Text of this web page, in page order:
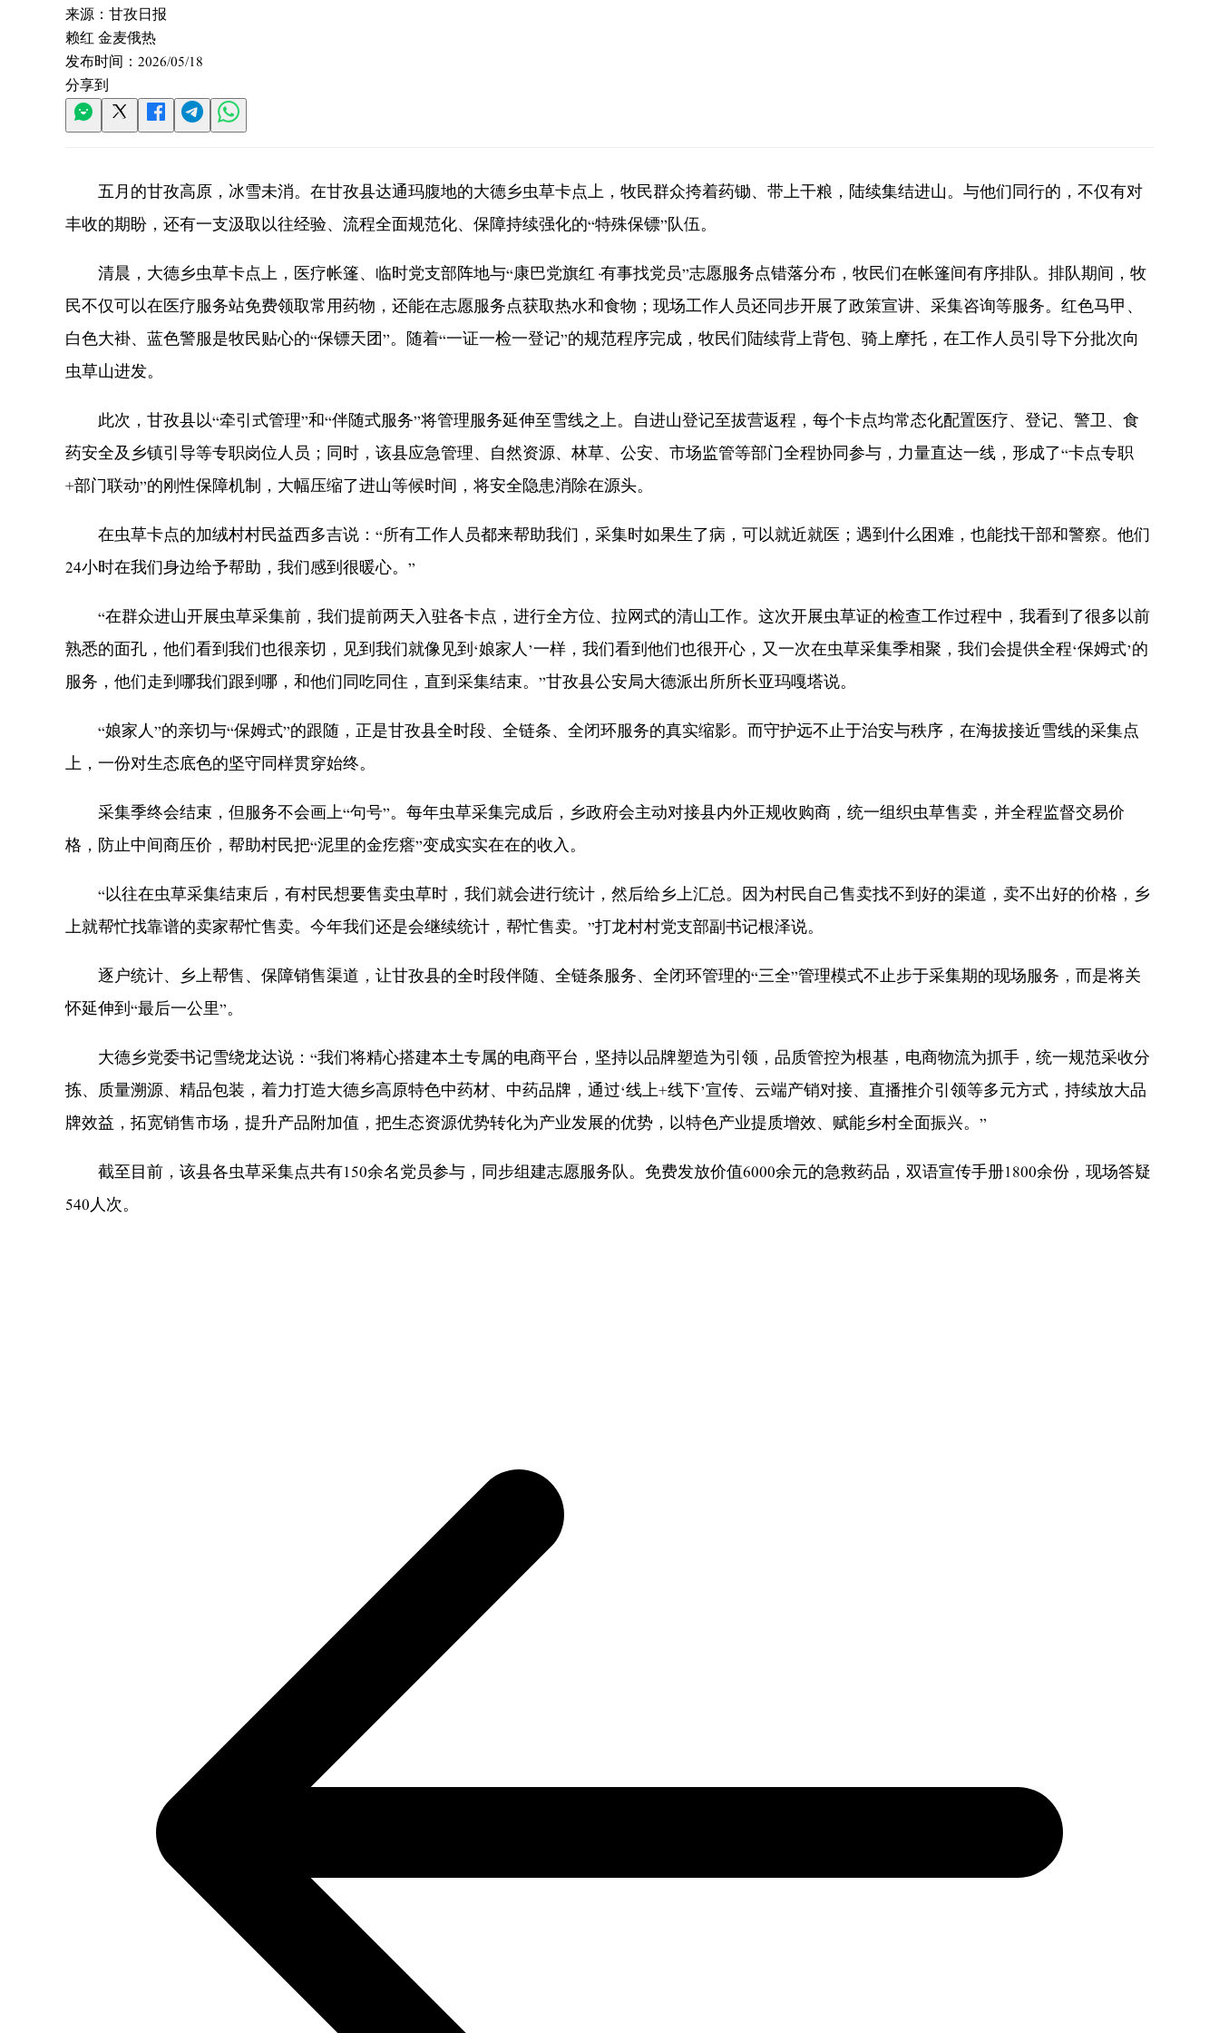
来源： 甘孜日报
赖红 金麦俄热
发布时间： 2026/05/18
分享到
五月的甘孜高原，冰雪未消。在甘孜县达通玛腹地的大德乡虫草卡点上，牧民群众挎着药锄、带上干粮，陆续集结进山。与他们同行的，不仅有对
丰收的期盼，还有一支汲取以往经验、流程全面规范化、保障持续强化的“特殊保镖”队伍。
清晨，大德乡虫草卡点上，医疗帐篷、临时党支部阵地与“康巴党旗红·有事找党员”志愿服务点错落分布，牧民们在帐篷间有序排队。排队期间，牧
民不仅可以在医疗服务站免费领取常用药物，还能在志愿服务点获取热水和食物；现场工作人员还同步开展了政策宣讲、采集咨询等服务。红色马甲、
白色大褂、蓝色警服是牧民贴心的“保镖天团”。随着“一证一检一登记”的规范程序完成，牧民们陆续背上背包、骑上摩托，在工作人员引导下分批次向
虫草山进发。
此次，甘孜县以“牵引式管理”和“伴随式服务”将管理服务延伸至雪线之上。自进山登记至拔营返程，每个卡点均常态化配置医疗、登记、警卫、食
药安全及乡镇引导等专职岗位人员；同时，该县应急管理、自然资源、林草、公安、市场监管等部门全程协同参与，力量直达一线，形成了“卡点专职
+部门联动”的刚性保障机制，大幅压缩了进山等候时间，将安全隐患消除在源头。
在虫草卡点的加绒村村民益西多吉说：“所有工作人员都来帮助我们，采集时如果生了病，可以就近就医；遇到什么困难，也能找干部和警察。他们
24小时在我们身边给予帮助，我们感到很暖心。”
“在群众进山开展虫草采集前，我们提前两天入驻各卡点，进行全方位、拉网式的清山工作。这次开展虫草证的检查工作过程中，我看到了很多以前
熟悉的面孔，他们看到我们也很亲切，见到我们就像见到‘娘家人’一样，我们看到他们也很开心，又一次在虫草采集季相聚，我们会提供全程‘保姆式’的
服务，他们走到哪我们跟到哪，和他们同吃同住，直到采集结束。”甘孜县公安局大德派出所所长亚玛嘎塔说。
“娘家人”的亲切与“保姆式”的跟随，正是甘孜县全时段、全链条、全闭环服务的真实缩影。而守护远不止于治安与秩序，在海拔接近雪线的采集点
上，一份对生态底色的坚守同样贯穿始终。
采集季终会结束，但服务不会画上“句号”。每年虫草采集完成后，乡政府会主动对接县内外正规收购商，统一组织虫草售卖，并全程监督交易价
格，防止中间商压价，帮助村民把“泥里的金疙瘩”变成实实在在的收入。
“以往在虫草采集结束后，有村民想要售卖虫草时，我们就会进行统计，然后给乡上汇总。因为村民自己售卖找不到好的渠道，卖不出好的价格，乡
上就帮忙找靠谱的卖家帮忙售卖。今年我们还是会继续统计，帮忙售卖。”打龙村村党支部副书记根泽说。
逐户统计、乡上帮售、保障销售渠道，让甘孜县的全时段伴随、全链条服务、全闭环管理的“三全”管理模式不止步于采集期的现场服务，而是将关
怀延伸到“最后一公里”。
大德乡党委书记雪绕龙达说：“我们将精心搭建本土专属的电商平台，坚持以品牌塑造为引领，品质管控为根基，电商物流为抓手，统一规范采收分
拣、质量溯源、精品包装，着力打造大德乡高原特色中药材、中药品牌，通过‘线上+线下’宣传、云端产销对接、直播推介引领等多元方式，持续放大品
牌效益，拓宽销售市场，提升产品附加值，把生态资源优势转化为产业发展的优势，以特色产业提质增效、赋能乡村全面振兴。”
截至目前，该县各虫草采集点共有150余名党员参与，同步组建志愿服务队。免费发放价值6000余元的急救药品，双语宣传手册1800余份，现场答疑
540人次。